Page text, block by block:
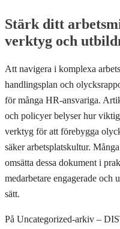
Stärk ditt
verktyg och
Att navigera i komplexa
handlingsplan och
för många HR-ansvariga.
och policyer belyser hur
verktyg för att förebygga
säker arbetsplatskultur.
omsätta dessa dokument i
medarbetare engagerade och
sätt.
På Uncategorized-arkiv –